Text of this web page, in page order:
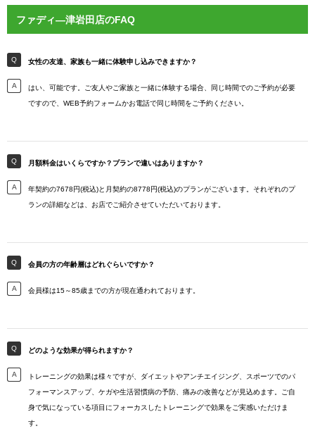
ファディ―津岩田店のFAQ
女性の友達、家族も一緒に体験申し込みできますか？
はい、可能です。ご友人やご家族と一緒に体験する場合、同じ時間でのご予約が必要
ですので、WEB予約フォームかお電話で同じ時間をご予約ください。
月額料金はいくらですか？プランで違いはありますか？
年契約の7678円(税込)と月契約の8778円(税込)のプランがございます。それぞれのプ
ランの詳細などは、お店でご紹介させていただいております。
会員の方の年齢層はどれぐらいですか？
会員様は15～85歳までの方が現在通われております。
どのような効果が得られますか？
トレーニングの効果は様々ですが、ダイエットやアンチエイジング、スポーツでのパ
フォーマンスアップ、ケガや生活習慣病の予防、痛みの改善などが見込めます。ご自
身で気になっている項目にフォーカスしたトレーニングで効果をご実感いただけま
す。